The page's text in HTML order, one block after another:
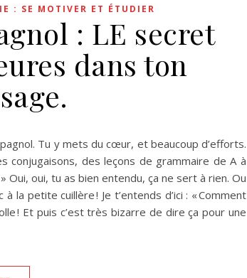
: SE MOTIVER ET ÉTUDIER
: LE secret
dans ton
Tu y mets du cœur, et beaucoup d’efforts.
conjugaisons, des leçons de grammaire de A à
Oui, oui, tu as bien entendu, ça ne sert à rien. Ou
la petite cuillère ! Je t’entends d’ici : « Comment
! Et puis c’est très bizarre de dire ça pour une